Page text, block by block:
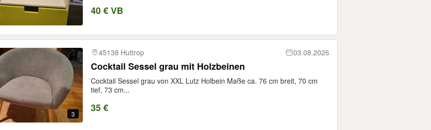
40 € VB
3
45138 Huttrop 03.08.2026
Cocktail Sessel grau mit Holzbeinen
Cocktail Sessel grau von XXL Lutz Holbein Maße ca. 76 cm breit, 70 cm
tief, 73 cm...
35 €